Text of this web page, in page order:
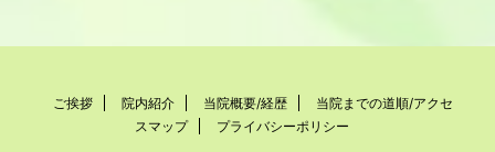
ご挨拶 院内紹介 当院概要/経歴
当院までの道順/アクセ
スマップ
プライバシーポリシー